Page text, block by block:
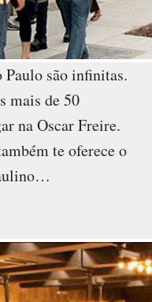
Paulo são infinitas.
mais de 50
na Oscar Freire.
te oferece o